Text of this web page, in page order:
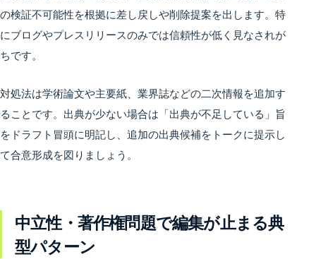
の検証不可能性を根拠に差し戻しや削除提案を出します。特
にブログやプレスリリースのみでは信頼性が低く見なされが
ちです。
対処法は学術論文や主要紙、業界誌などの二次情報を追加す
ることです。出典が少ない場合は「出典が不足している」旨
をドラフト冒頭に明記し、追加の出典候補をトークに提示し
て合意形成を図りましょう。
中立性・著作権問題で編集が止まる典
型パターン